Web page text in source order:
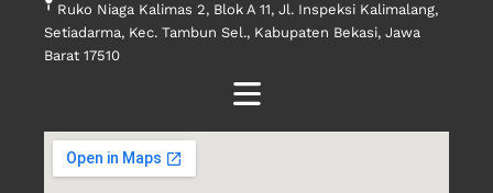
Ruko Niaga Kalimas 2, Blok A 11, Jl. Inspeksi Kalimalang,
Setiadarma, Kec. Tambun Sel., Kabupaten Bekasi, Jawa
Barat 17510